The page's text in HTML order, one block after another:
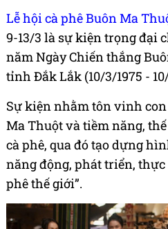
Lễ hội cà phê Buôn Ma
9-13/3 là sự kiện trọng đại
năm Ngày Chiến thắng
tỉnh Đắk Lắk (10/3/1975 -
Sự kiện nhằm tôn vinh
Ma Thuột và tiềm năng,
cà phê, qua đó tạo dựng
năng động, phát triển, thực
phê thế giới”.